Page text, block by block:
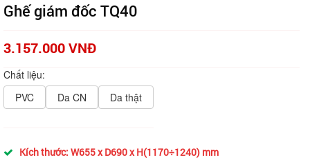
Ghế giám đốc TQ40
3.157.000 VNĐ
Chất liệu:
PVC
Da CN Da thật
Kích thước: W655 x D690 x H(1170÷1240) mm